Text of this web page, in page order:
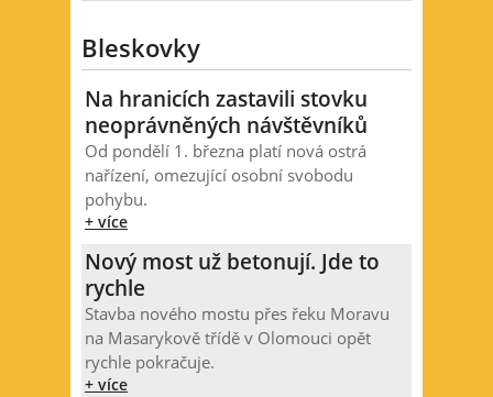
Bleskovky
Na hranicích zastavili stovku
neoprávněných návštěvníků
Od pondělí 1. března platí nová ostrá
nařízení, omezující osobní svobodu
pohybu.
+ více
Nový most už betonují. Jde to
rychle
Stavba nového mostu přes řeku Moravu
na Masarykově třídě v Olomouci opět
rychle pokračuje.
+ více